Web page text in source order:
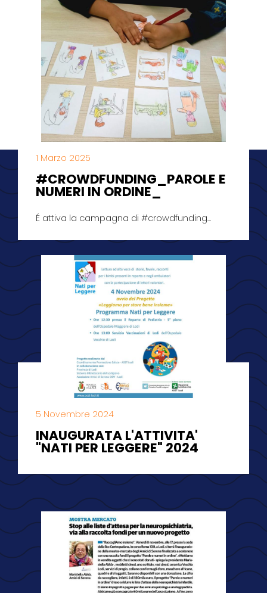
1 Marzo 2025
#CROWDFUNDING_PAROLE E
NUMERI IN ORDINE_
É attiva la campagna di #crowdfunding...
5 Novembre 2024
INAUGURATA L'ATTIVITA'
"NATI PER LEGGERE" 2024